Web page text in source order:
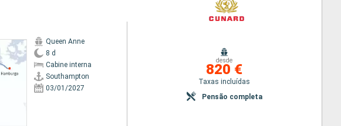
Queen Anne
8 d
Cabine interna
Southampton
03/01/2027
desde
820 €
Taxas incluídas
Pensão completa